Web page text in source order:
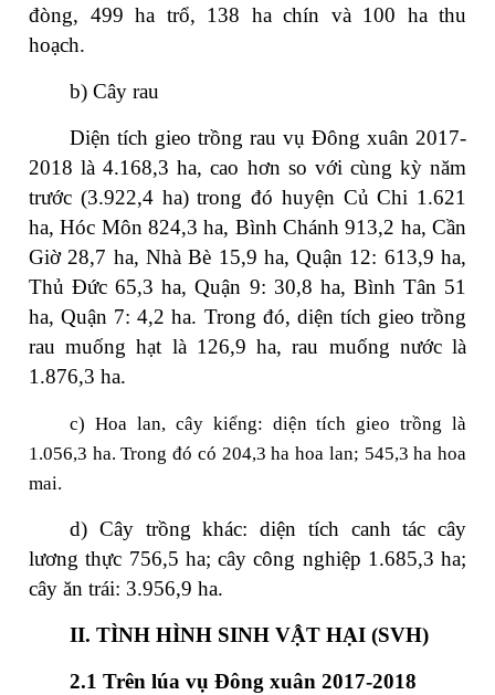
đòng, 499 ha trổ, 138 ha chín và 100 ha thu
hoạch.
b) Cây rau
Diện tích gieo trồng rau vụ Đông xuân 2017-
2018 là 4.168,3 ha, cao hơn so với cùng kỳ năm
trước (3.922,4 ha) trong đó huyện Củ Chi 1.621
ha, Hóc Môn 824,3 ha, Bình Chánh 913,2 ha, Cần
Giờ 28,7 ha, Nhà Bè 15,9 ha, Quận 12: 613,9 ha,
Thủ Đức 65,3 ha, Quận 9: 30,8 ha, Bình Tân 51
ha, Quận 7: 4,2 ha. Trong đó, diện tích gieo trồng
rau muống hạt là 126,9 ha, rau muống nước là
1.876,3 ha.
c) Hoa lan, cây kiểng: diện tích gieo trồng là
1.056,3 ha.Trong đó có 204,3 ha hoa lan; 545,3 ha hoa
mai.
d) Cây trồng khác: diện tích canh tác cây
lương thực 756,5 ha; cây công nghiệp 1.685,3 ha;
cây ăn trái: 3.956,9 ha.
II. TÌNH HÌNH SINH VẬT HẠI (SVH)
2.1 Trên lúa vụ Đông xuân 2017-2018